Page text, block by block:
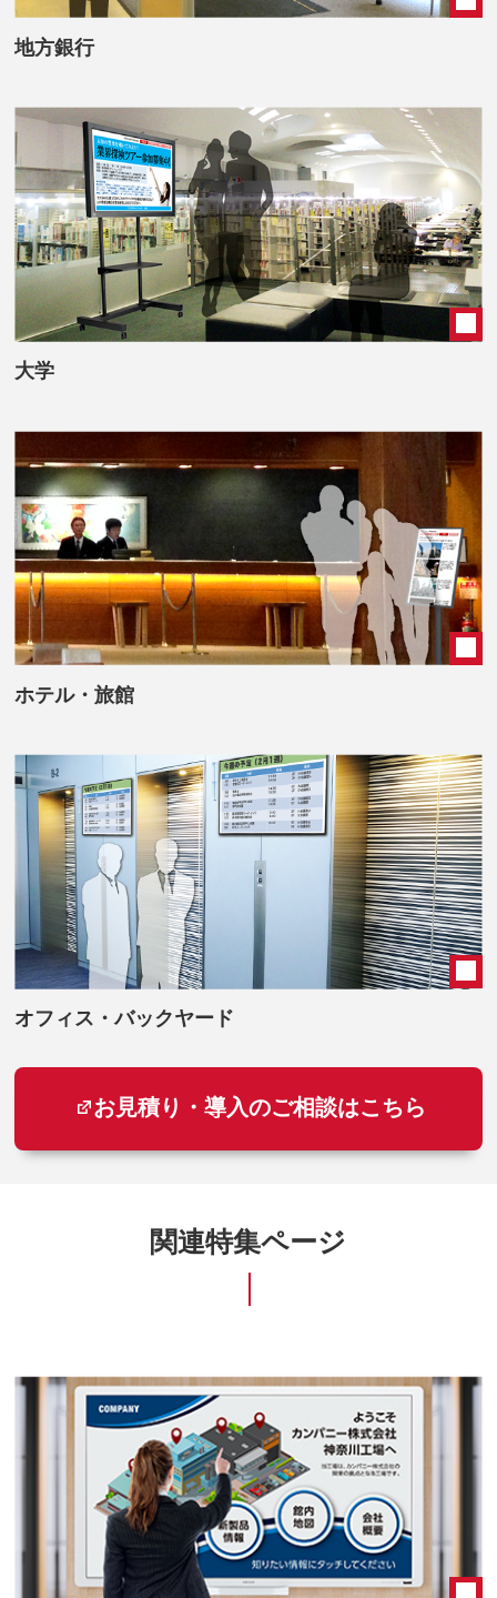
地方銀行
大学
ホテル・旅館
オフィス・バックヤード
お見積り・導入のご相談はこちら
関連特集ページ